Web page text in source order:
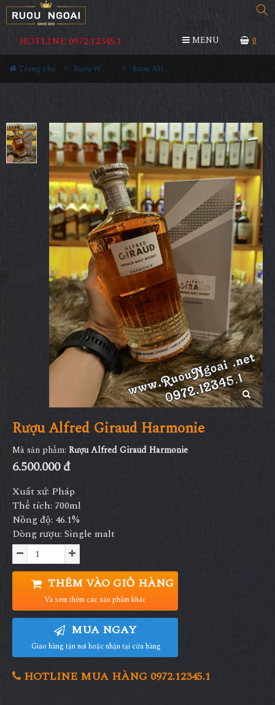
0
HOTLINE 0972.12345.1 MENU
Trang chủ Rượu Whisky Rượu Alfred Giraud Harmonie
Rượu Alfred Giraud Harmonie
Mã sản phẩm: Rượu Alfred Giraud Harmonie
6.500.000 đ
Xuất xứ: Pháp
Thể tích: 700ml
Nồng độ: 46.1%
Dòng rượu: Single malt
THÊM VÀO GIỎ HÀNG
Và xem thêm các sản phẩm khác
MUA NGAY
Giao hàng tận nơi hoặc nhận tại cửa hàng
HOTLINE MUA HÀNG 0972.12345.1